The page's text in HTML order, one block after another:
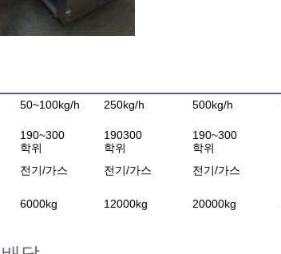
50~100kg/h 250kg/h 500kg/h
190~300
학위
190300
학위
190~300
학위
전기/가스 전기/가스 전기/가스
6000kg 12000kg 20000kg